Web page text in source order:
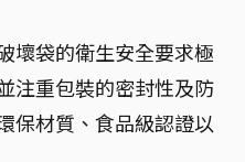
壞袋的衛生安全要求極
注重包裝的密封性及防
保材質、食品級認證以